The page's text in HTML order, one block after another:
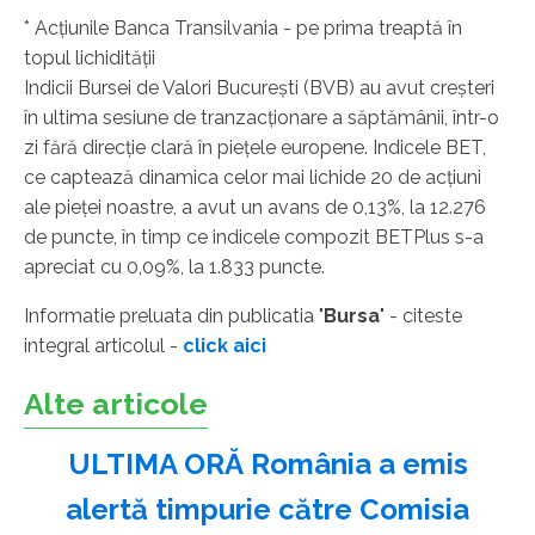
* Acţiunile Banca Transilvania - pe prima treaptă în
topul lichidităţii
Indicii Bursei de Valori Bucureşti (BVB) au avut creşteri
în ultima sesiune de tranzacţionare a săptămânii, într-o
zi fără direcţie clară în pieţele europene. Indicele BET,
ce captează dinamica celor mai lichide 20 de acţiuni
ale pieţei noastre, a avut un avans de 0,13%, la 12.276
de puncte, în timp ce indicele compozit BETPlus s-a
apreciat cu 0,09%, la 1.833 puncte.
Informatie preluata din publicatia "Bursa" - citeste
integral articolul - click aici
Alte articole
ULTIMA ORĂ România a emis
alertă timpurie către Comisia